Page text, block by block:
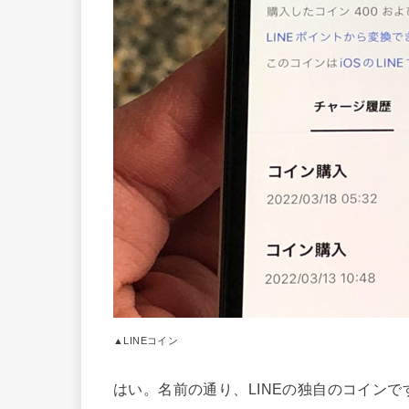
▲LINEコイン
はい。名前の通り、LINEの独自のコインで